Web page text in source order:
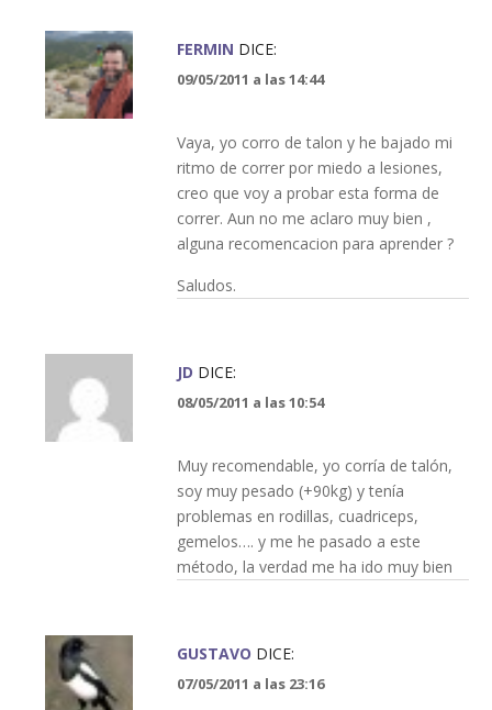
FERMIN DICE:
09/05/2011 a las 14:44
Vaya, yo corro de talon y he bajado mi
ritmo de correr por miedo a lesiones,
creo que voy a probar esta forma de
correr. Aun no me aclaro muy bien ,
alguna recomencacion para aprender ?
Saludos.
JD DICE:
08/05/2011 a las 10:54
Muy recomendable, yo corría de talón,
soy muy pesado (+90kg) y tenía
problemas en rodillas, cuadriceps,
gemelos…. y me he pasado a este
método, la verdad me ha ido muy bien
GUSTAVO DICE:
07/05/2011 a las 23:16